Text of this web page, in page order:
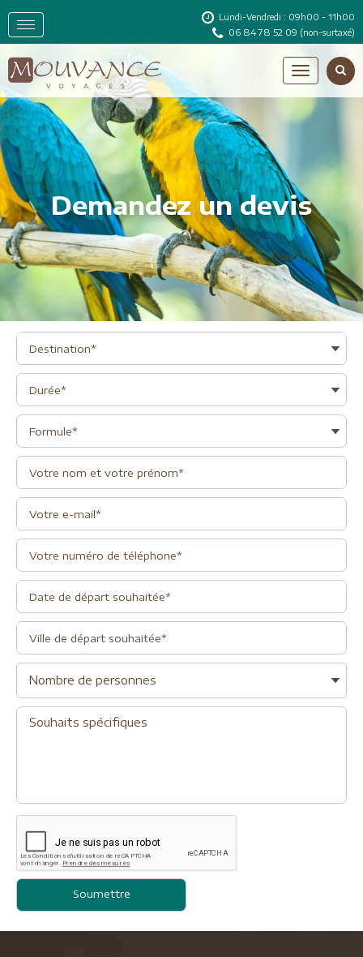
Lundi-Vendredi : 09h00 - 11h00
06 84 78 52 09 (non-surtaxé)
Demandez un devis
Nombre de personnes